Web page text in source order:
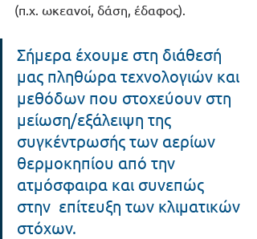
(π.χ. ωκεανοί, δάση, έδαφος).
Σήμερα έχουμε στη διάθεσή
μας πληθώρα τεχνολογιών και
μεθόδων που στοχεύουν στη
μείωση/εξάλειψη της
συγκέντρωσής των αερίων
θερμοκηπίου από την
ατμόσφαιρα και συνεπώς
στην  επίτευξη των κλιματικών
στόχων.